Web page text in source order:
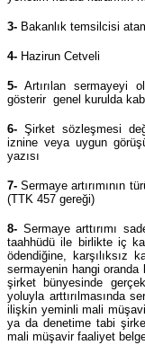
3- Bakanlık temsilcisi
4- Hazirun Cetveli
5- Artırılan sermayeyi
gösterir genel kurulda
6- Şirket sözleşmesi
iznine veya uygun
yazısı
7- Sermaye artırımının
(TTK 457 gereği)
8- Sermaye arttırımı
taahhüdü ile birlikte iç
ödendiğine, karşılıksız
sermayenin hangi oranda
şirket bünyesinde
yoluyla arttırılmasında
ilişkin yeminli mali
ya da denetime tabi
mali müşavir faaliyet